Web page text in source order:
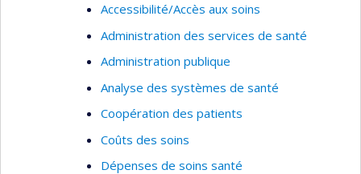
et l’échantillonnage des expériences.
caractéristiques des quartiers peuvent influencer
les habitudes de vie, quels aspects des
voisinages peuvent devenir des cibles
d’interventions de santé publique et comment
ces interventions de santé publique peuvent
changer les voisinages pour le mieux.
Accessibilité/Accès aux soins
Administration des services de santé
Administration publique
Analyse des systèmes de santé
Coopération des patients
Coûts des soins
Dépenses de soins santé